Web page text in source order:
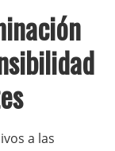
a las